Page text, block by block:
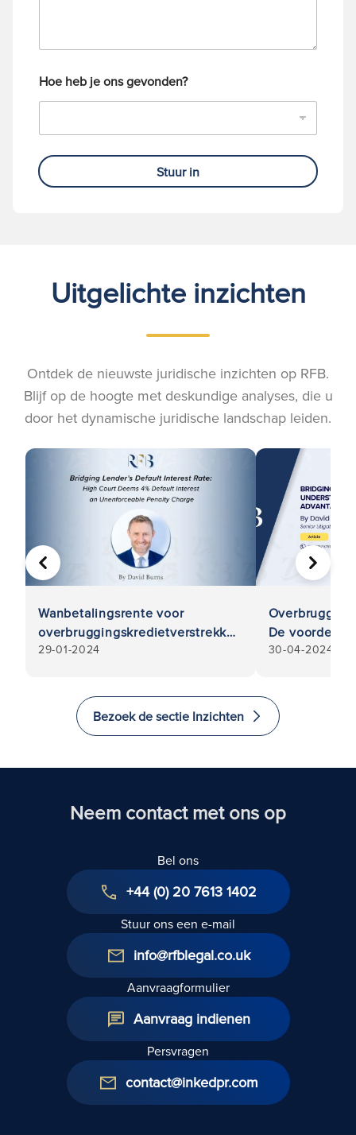
Hoe heb je ons gevonden?
Stuur in
Uitgelichte inzichten
Ontdek de nieuwste juridische inzichten op RFB.
Blijf op de hoogte met deskundige analyses, die u
door het dynamische juridische landschap leiden.
Wanbetalingsrente voor
overbruggingskredietverstrekker:
Hooggerechtshof vindt 4%
29-01-2024
De
begrijpen
30-04-2024
VORIGE
Bezoek de sectie Inzichten
Neem contact met ons op
Bel ons
+44 (0) 20 7613 1402
Stuur ons een e-mail
info@rfblegal.co.uk
Aanvraagformulier
Aanvraag indienen
Persvragen
contact@inkedpr.com